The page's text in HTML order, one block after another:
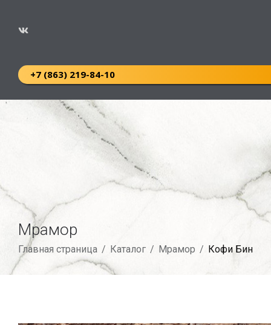
+7 (863) 219-84-10
Мрамор
Главная страница / Каталог / Мрамор / Кофи Бин